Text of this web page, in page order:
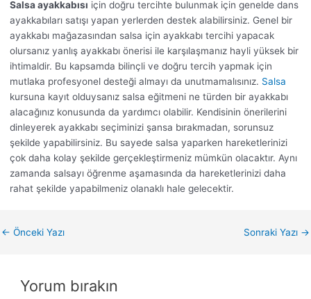
Salsa ayakkabısı için doğru tercihte bulunmak için genelde dans
ayakkabıları satışı yapan yerlerden destek alabilirsiniz. Genel bir
ayakkabı mağazasından salsa için ayakkabı tercihi yapacak
olursanız yanlış ayakkabı önerisi ile karşılaşmanız hayli yüksek bir
ihtimaldir. Bu kapsamda bilinçli ve doğru tercih yapmak için
mutlaka profesyonel desteği almayı da unutmamalısınız. Salsa
kursuna kayıt olduysanız salsa eğitmeni ne türden bir ayakkabı
alacağınız konusunda da yardımcı olabilir. Kendisinin önerilerini
dinleyerek ayakkabı seçiminizi şansa bırakmadan, sorunsuz
şekilde yapabilirsiniz. Bu sayede salsa yaparken hareketlerinizi
çok daha kolay şekilde gerçekleştirmeniz mümkün olacaktır. Aynı
zamanda salsayı öğrenme aşamasında da hareketlerinizi daha
rahat şekilde yapabilmeniz olanaklı hale gelecektir.
← Önceki Yazı Sonraki Yazı →
Yorum bırakın